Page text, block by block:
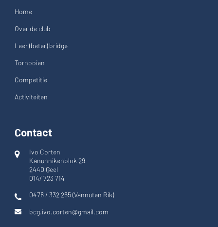
Home
Over de club
Leer (beter) bridge
Tornooien
Competitie
Activiteiten
Contact
Ivo Corten
Kanunnikenblok 29
2440 Geel
014/ 723 714
0476 / 332 265 (Vannuten Rik)
bcg.ivo.corten@gmail.com